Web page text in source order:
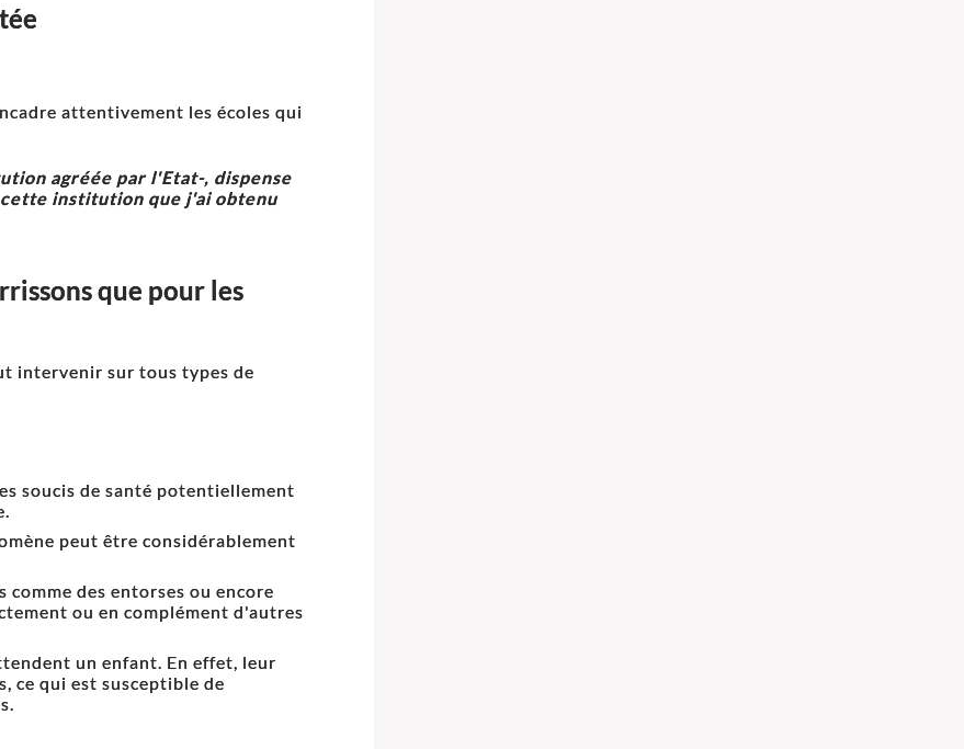
attentivement les écoles qui
agréée par l'Etat-, dispense
cette institution que j'ai obtenu
que pour les
intervenir sur tous types de
soucis de santé potentiellement
peut être considérablement
des entorses ou encore
ou en complément d'autres
un enfant. En effet, leur
ce qui est susceptible de